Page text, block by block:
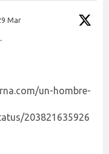
Mar
un-hombre-
203821635926